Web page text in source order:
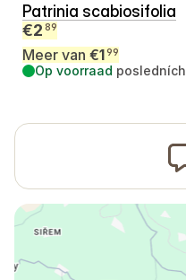
Patrinia scabiosifolia
€2 89
Meer van €199
Op voorraad posledních